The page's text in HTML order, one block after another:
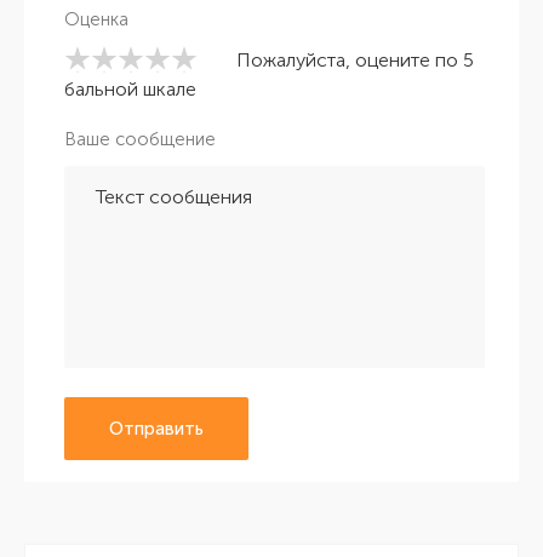
Оценка
Пожалуйста, оцените по 5
бальной шкале
Ваше сообщение
Отправить